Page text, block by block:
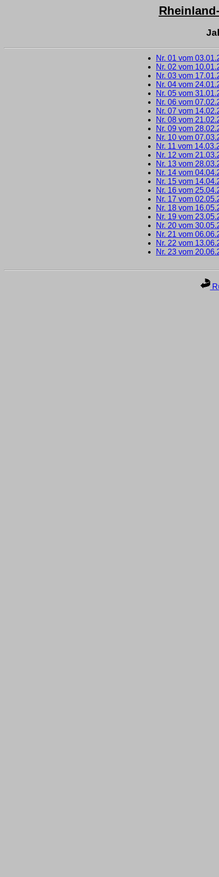
Nr. 01 vom
Nr. 02 vom
Nr. 03 vom
Nr. 04 vom
Nr. 05 vom
Nr. 06 vom
Nr. 07 vom
Nr. 08 vom
Nr. 09 vom
Nr. 10 vom
Nr. 11 vom
Nr. 12 vom
Nr. 13 vom
Nr. 14 vom
Nr. 15 vom
Nr. 16 vom
Nr. 17 vom
Nr. 18 vom
Nr. 19 vom
Nr. 20 vom
Nr. 21 vom
Nr. 22 vom
Nr. 23 vom